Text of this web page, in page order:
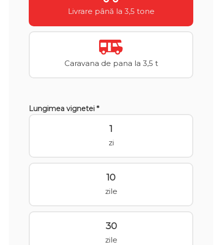
Livrare până la 3,5 tone
Caravana de pana la 3,5 t
Lungimea vignetei *
1
zi
10
zile
30
zile